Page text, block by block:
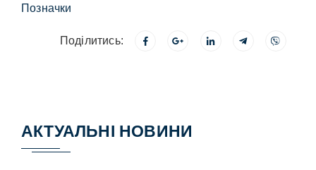
Позначки
Поділитись:
АКТУАЛЬНІ НОВИНИ